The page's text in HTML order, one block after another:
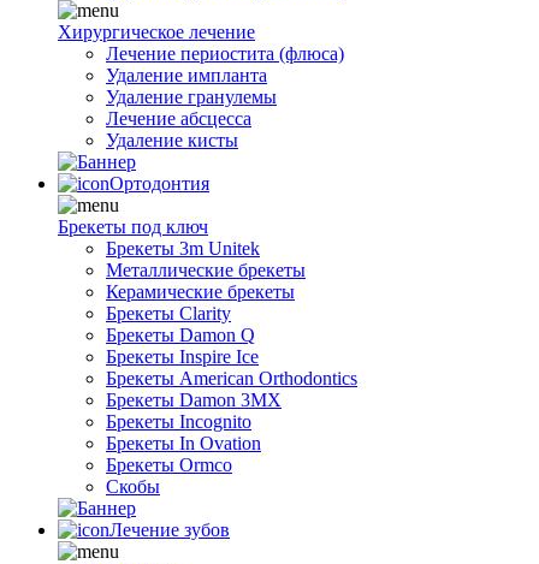
Хирургическое лечение
Лечение периостита (флюса)
Удаление импланта
Удаление гранулемы
Лечение абсцесса
Удаление кисты
Ортодонтия
Брекеты под ключ
Брекеты 3m Unitek
Металлические брекеты
Керамические брекеты
Брекеты Clarity
Брекеты Damon Q
Брекеты Inspire Ice
Брекеты American Orthodontics
Брекеты Damon 3MX
Брекеты Incognito
Брекеты In Ovation
Брекеты Ormco
Скобы
Лечение зубов